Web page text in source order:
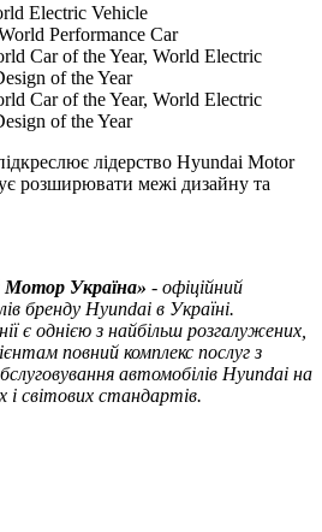
Electric Vehicle
Performance Car
Car of the Year, World Electric
of the Year
Car of the Year, World Electric
of the Year
лідерство Hyundai Motor
розширювати межі дизайну та
Україна» - офіційний
бренду Hyundai в Україні.
є однією з найбільш розгалужених,
повний комплекс послуг з
автомобілів Hyundai на
і світових стандартів.